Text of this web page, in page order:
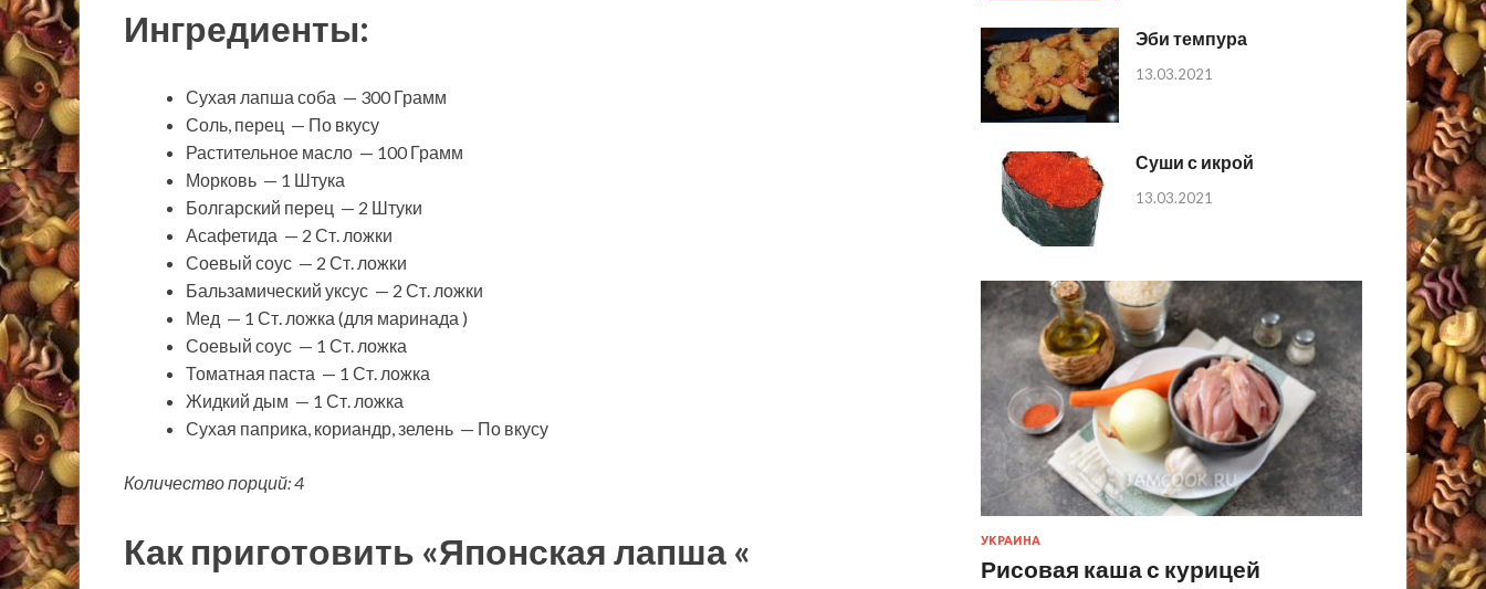
Ингредиенты:
Сухая лапша соба — 300 Грамм
Соль, перец — По вкусу
Растительное масло — 100 Грамм
Морковь — 1 Штука
Болгарский перец — 2 Штуки
Асафетида — 2 Ст. ложки
Соевый соус — 2 Ст. ложки
Бальзамический уксус — 2 Ст. ложки
Мед — 1 Ст. ложка (для маринада )
Соевый соус — 1 Ст. ложка
Томатная паста — 1 Ст. ложка
Жидкий дым — 1 Ст. ложка
Сухая паприка, кориандр, зелень — По вкусу
Количество порций: 4
Как приготовить «Японская лапша «
Эби темпура
13.03.2021
Суши с икрой
13.03.2021
УКРАИНА
Рисовая каша с курицей